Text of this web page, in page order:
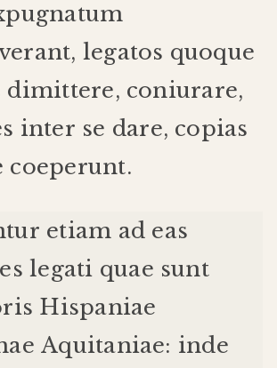
, legatos quoque
dimittere, coniurare,
inter se dare, copias
coeperunt.
etiam ad eas
legati quae sunt
Hispaniae
Aquitaniae: inde